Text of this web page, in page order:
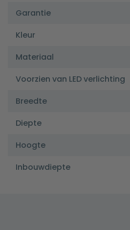
Garantie
Kleur
Materiaal
Voorzien van LED verlichting
Breedte
Diepte
Hoogte
Inbouwdiepte